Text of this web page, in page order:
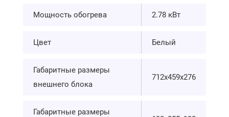
Мощность обогрева 2.78 кВт
Цвет Белый
Габаритные размеры
внешнего блока
712х459х276
Габаритные размеры